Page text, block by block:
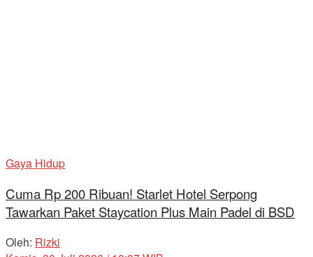
Gaya Hidup
Cuma Rp 200 Ribuan! Starlet Hotel Serpong
Tawarkan Paket Staycation Plus Main Padel di BSD
Oleh: Rizki